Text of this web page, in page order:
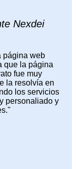
Nexdei
página web
que la página
fue muy
la resolvía en
los servicios
personaliado y